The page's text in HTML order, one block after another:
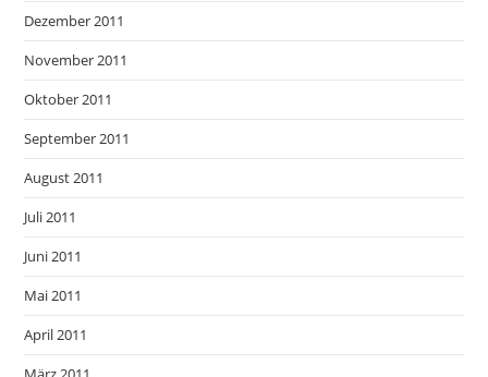
Dezember 2011
November 2011
Oktober 2011
September 2011
August 2011
Juli 2011
Juni 2011
Mai 2011
April 2011